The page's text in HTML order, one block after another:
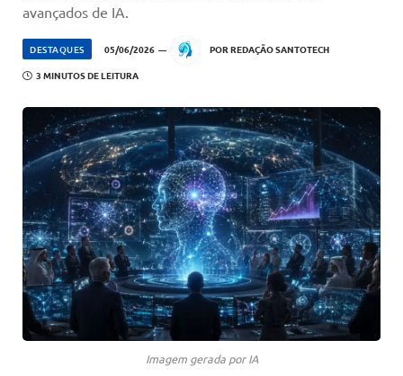
avançados de IA.
DESTAQUES 05/06/2026 POR REDAÇÃO SANTOTECH
3 MINUTOS DE LEITURA
Imagem gerada por IA